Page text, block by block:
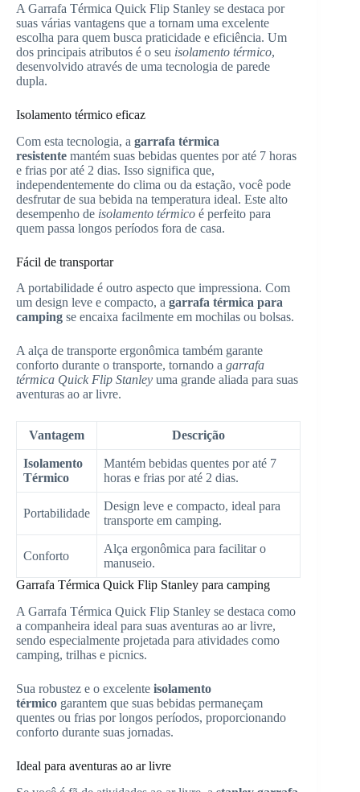
A Garrafa Térmica Quick Flip Stanley se destaca por
suas várias vantagens que a tornam uma excelente
escolha para quem busca praticidade e eficiência. Um
dos principais atributos é o seu isolamento térmico,
desenvolvido através de uma tecnologia de parede
dupla.
Isolamento térmico eficaz
Com esta tecnologia, a garrafa térmica
resistente mantém suas bebidas quentes por até 7 horas
e frias por até 2 dias. Isso significa que,
independentemente do clima ou da estação, você pode
desfrutar de sua bebida na temperatura ideal. Este alto
desempenho de isolamento térmico é perfeito para
quem passa longos períodos fora de casa.
Fácil de transportar
A portabilidade é outro aspecto que impressiona. Com
um design leve e compacto, a garrafa térmica para
camping se encaixa facilmente em mochilas ou bolsas.
A alça de transporte ergonômica também garante
conforto durante o transporte, tornando a garrafa
térmica Quick Flip Stanley uma grande aliada para suas
aventuras ao ar livre.
Vantagem Descrição
Isolamento
Térmico
Mantém bebidas quentes por até 7
horas e frias por até 2 dias.
Portabilidade
Design leve e compacto, ideal para
transporte em camping.
Conforto
Alça ergonômica para facilitar o
manuseio.
Garrafa Térmica Quick Flip Stanley para camping
A Garrafa Térmica Quick Flip Stanley se destaca como
a companheira ideal para suas aventuras ao ar livre,
sendo especialmente projetada para atividades como
camping, trilhas e picnics.
Sua robustez e o excelente isolamento
térmico garantem que suas bebidas permaneçam
quentes ou frias por longos períodos, proporcionando
conforto durante suas jornadas.
Ideal para aventuras ao ar livre